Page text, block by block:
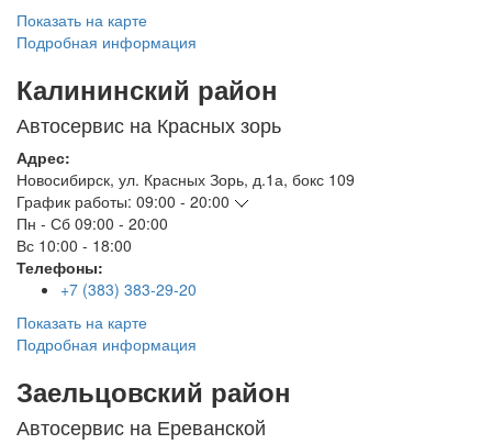
Показать на карте
Подробная информация
Калининский район
Автосервис на Красных зорь
Адрес:
Новосибирск, ул. Красных Зорь, д.1а, бокс 109
График работы: 09:00 - 20:00
Пн - Сб 09:00 - 20:00
Вс 10:00 - 18:00
Телефоны:
+7 (383) 383-29-20
Показать на карте
Подробная информация
Заельцовский район
Автосервис на Ереванской